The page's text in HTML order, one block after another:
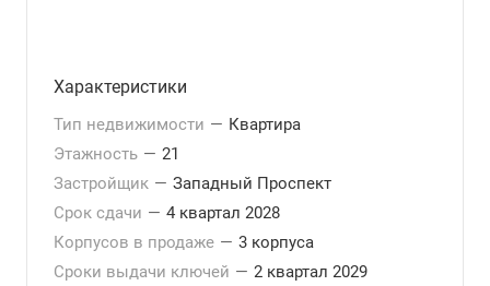
Характеристики
Тип недвижимости — Квартира
Этажность — 21
Застройщик — Западный Проспект
Срок сдачи — 4 квартал 2028
Корпусов в продаже — 3 корпуса
Сроки выдачи ключей — 2 квартал 2029